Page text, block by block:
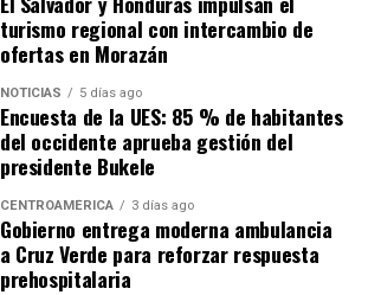
turismo regional con intercambio de
ofertas en Morazán
NOTICIAS 5 días ago
Encuesta de la UES: 85 % de habitantes
del occidente aprueba gestión del
presidente Bukele
CENTROAMÉRICA 3 días ago
Gobierno entrega moderna ambulancia
a Cruz Verde para reforzar respuesta
prehospitalaria